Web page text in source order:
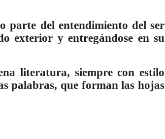
parte del entendimiento del ser
exterior y entregándose en su
literatura, siempre con estilo
palabras, que forman las hojas